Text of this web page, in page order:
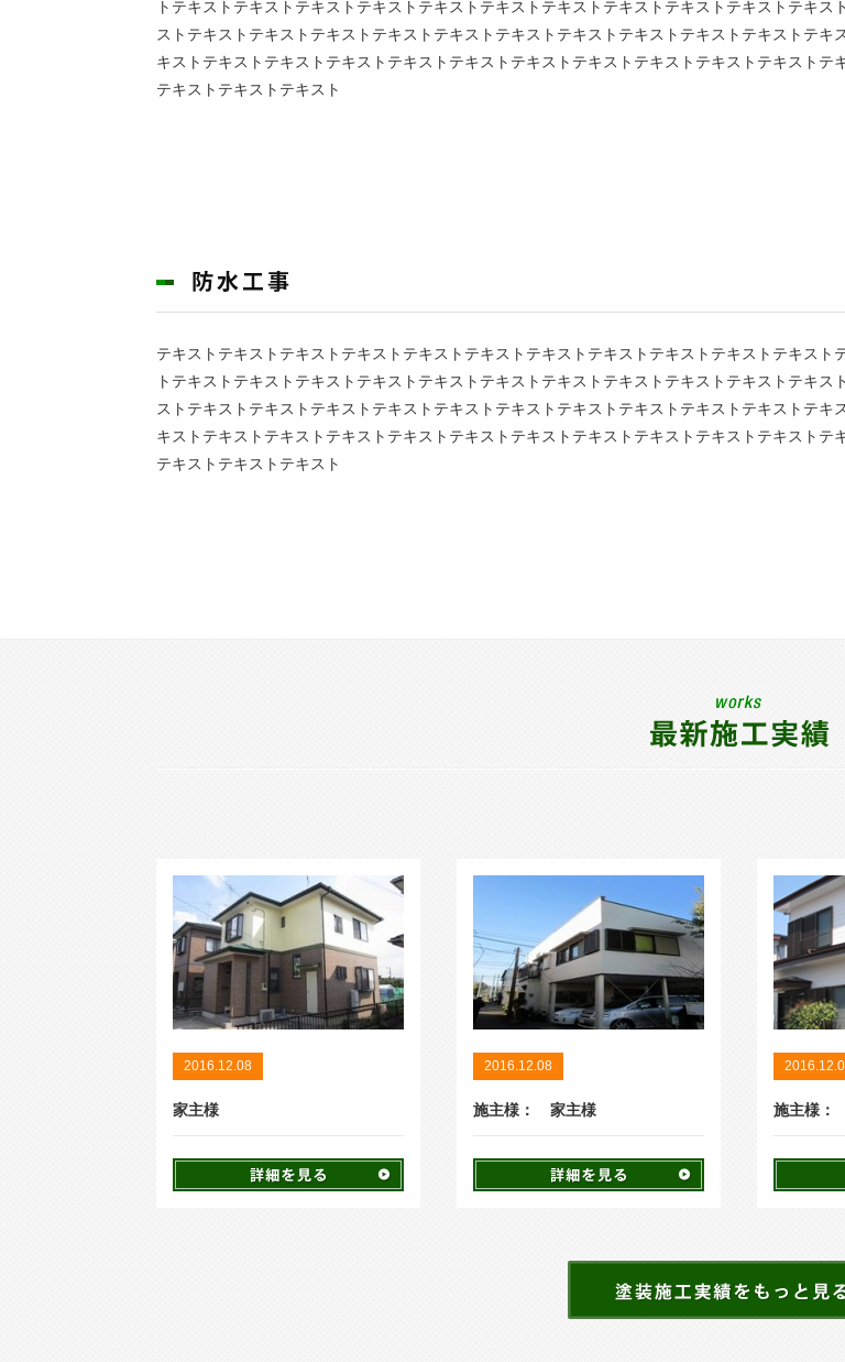
トテキストテキストテキストテキストテキストテキストテキストテキストテキストテキストテキス
ストテキストテキストテキストテキストテキストテキストテキストテキストテキストテキストテキ
キストテキストテキストテキストテキストテキストテキストテキストテキストテキストテキストテ
テキストテキストテキスト
テキストテキストテキストテキストテキストテキストテキストテキストテキストテキストテキスト
トテキストテキストテキストテキストテキストテキストテキストテキストテキストテキストテキス
ストテキストテキストテキストテキストテキストテキストテキストテキストテキストテキストテキ
キストテキストテキストテキストテキストテキストテキストテキストテキストテキストテキストテ
テキストテキストテキスト
2016.12.08
家主様
2016.12.08
施主様： 家主様 施主様：